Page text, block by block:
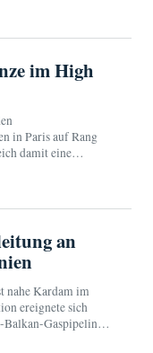
im High
in Paris auf Rang
damit eine
an
nahe Kardam im
ereignete sich
Gaspipeline;